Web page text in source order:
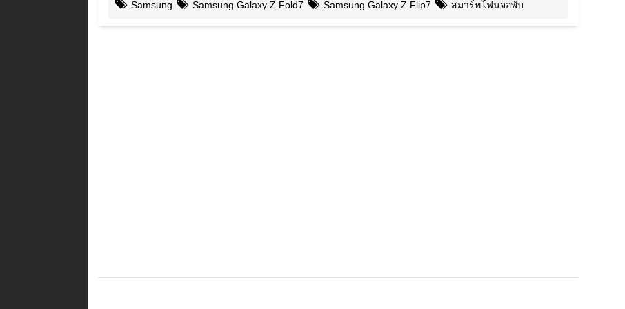
Samsung Samsung Galaxy Z Fold7 Samsung Galaxy Z Flip7 สมาร์ทโฟนจอพับ